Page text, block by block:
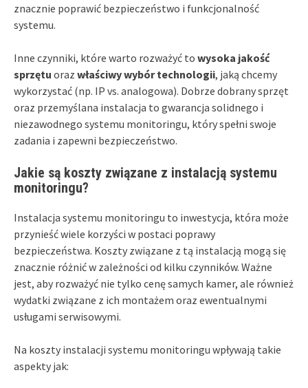
znacznie poprawić bezpieczeństwo i funkcjonalność
systemu.
Inne czynniki, które warto rozważyć to wysoka jakość
sprzętu oraz właściwy wybór technologii, jaką chcemy
wykorzystać (np. IP vs. analogowa). Dobrze dobrany sprzęt
oraz przemyślana instalacja to gwarancja solidnego i
niezawodnego systemu monitoringu, który spełni swoje
zadania i zapewni bezpieczeństwo.
Jakie są koszty związane z instalacją systemu
monitoringu?
Instalacja systemu monitoringu to inwestycja, która może
przynieść wiele korzyści w postaci poprawy
bezpieczeństwa. Koszty związane z tą instalacją mogą się
znacznie różnić w zależności od kilku czynników. Ważne
jest, aby rozważyć nie tylko cenę samych kamer, ale również
wydatki związane z ich montażem oraz ewentualnymi
usługami serwisowymi.
Na koszty instalacji systemu monitoringu wpływają takie
aspekty jak: